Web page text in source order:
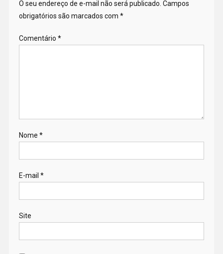
O seu endereço de e-mail não será publicado. Campos
obrigatórios são marcados com *
Comentário *
Nome *
E-mail *
Site